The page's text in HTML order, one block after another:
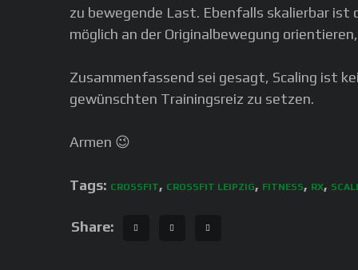
zu bewegende Last. Ebenfalls skalierbar ist
möglich an der Originalbewegung
Zusammenfassend sei gesagt, Scaling ist
gewünschten Trainingsreiz zu setzen.
Armen 😉
Tags: CROSSFIT, CROSSFIT LEIPZIG, FITNESS, RX,
Share: